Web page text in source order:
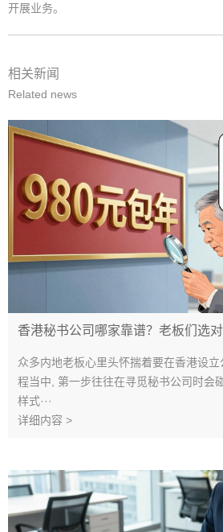
开展业务。
相关新闻
Related news
香港秘书公司哪家靠谱？老板们选
众多内地老板心里头怀揣着要在香港设
程当中, 第一步往往在寻觅秘书公司时会
样式···
详细内容 >